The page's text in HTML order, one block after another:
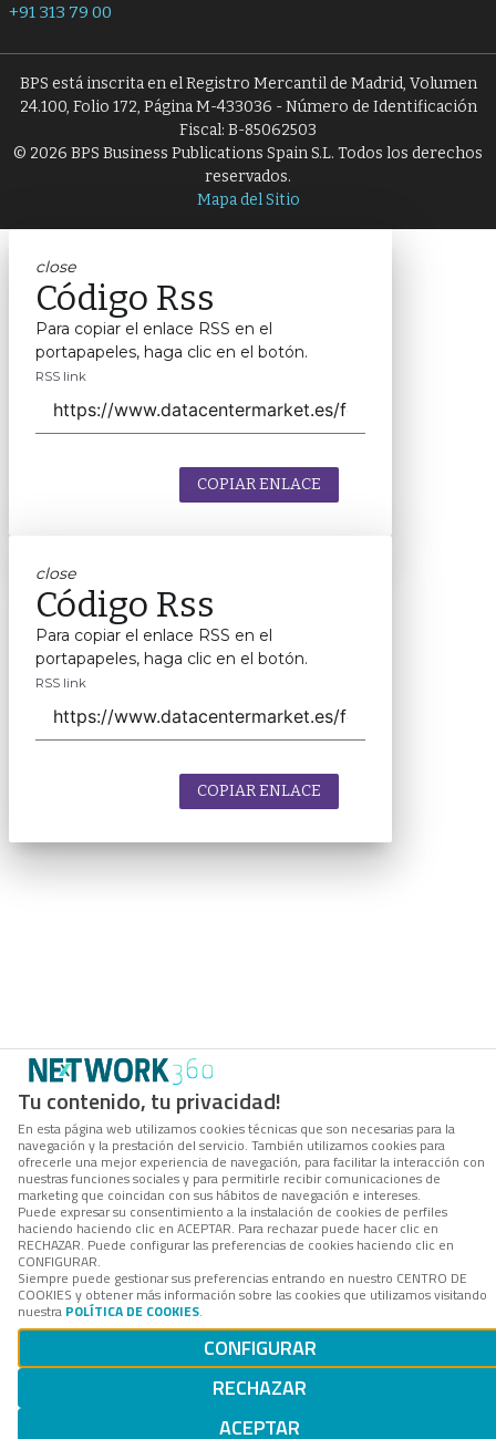
Tu contenido, tu privacidad!
En esta página web utilizamos cookies técnicas que son necesarias para la
navegación y la prestación del servicio. También utilizamos cookies para
ofrecerle una mejor experiencia de navegación, para facilitar la interacción con
nuestras funciones sociales y para permitirle recibir comunicaciones de
marketing que coincidan con sus hábitos de navegación e intereses.
Puede expresar su consentimiento a la instalación de cookies de perfiles
haciendo haciendo clic en ACEPTAR. Para rechazar puede hacer clic en
RECHAZAR. Puede configurar las preferencias de cookies haciendo clic en
CONFIGURAR.
Siempre puede gestionar sus preferencias entrando en nuestro CENTRO DE
COOKIES y obtener más información sobre las cookies que utilizamos visitando
nuestra POLÍTICA DE COOKIES.
CONFIGURAR
RECHAZAR
ACEPTAR
+91 313 79 00
BPS está inscrita en el Registro Mercantil de Madrid, Volumen
24.100, Folio 172, Página M-433036 - Número de Identificación
Fiscal: B-85062503
© 2026 BPS Business Publications Spain S.L. Todos los derechos
reservados.
Mapa del Sitio
close
Código Rss
Para copiar el enlace RSS en el
portapapeles, haga clic en el botón.
RSS link
COPIAR ENLACE
close
Código Rss
Para copiar el enlace RSS en el
portapapeles, haga clic en el botón.
RSS link
COPIAR ENLACE